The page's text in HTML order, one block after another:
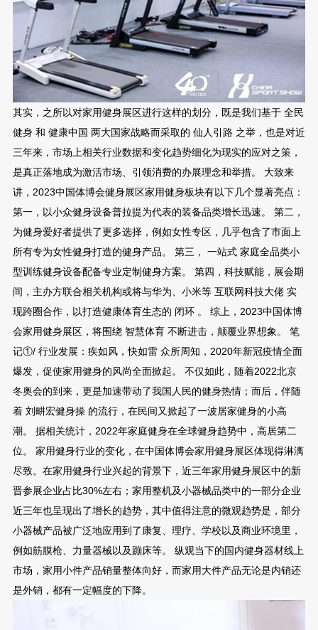
其实，之所以对家用健身展区进行这样的划分，既是我们基于 全民
健身 和 健康中国 两大国家战略而采取的 仙人引路 之举，也是对近
三年来，市场上相关行业数据和变化趋势细化为现实的应对之策，
是真正落地成为激活市场、引领消费的办展理念和举措。 大致来
讲，2023中国体博会健身展区家用健身板块有以下几个显著亮点：
第一，以小众健身设备普拉提为代表的装备品类增长迅速。 第二，
为健身爱好者提供了更多选择，例如女性专区，几乎包含了市面上
所有专为女性健身打造的健身产品。 第三， 一站式 家庭全品类小
型训练健身设备配备专业定制健身方案。 第四，科技赋能，展会期
间，主办方联合相关机构或将与华为、小米等 互联网科技大佬 实
现跨圈合作，以打造健康体育生态的 闭环 。 综上，2023中国体博
会家用健身展区，将围绕 智慧体育 不断进击，颠覆业界想象。 笔
记①/ 行业发展：疾如风，快如雷 众所周知，2020年新冠疫情全面
爆发，促使家用健身的风尚全面掀起。 不仅如此，随着2022北京
冬奥会的到来，更是加速带动了我国人民的健身热情；而后，伴随
着 刘畊宏健身操 的流行，在民间又掀起了一波居家健身的小高
潮。 据相关统计，2022年家庭健身在全球健身趋势中，高居第二
位。 家用健身行业的变化，在中国体博会家用健身展区体现得淋漓
尽致。在家用健身行业兴起的背景下，近三年家用健身展区中的新
晋参展企业占比30%左右；家用整机及小器械品类中的一部分企业
近三年也呈现出了增长的趋势，其中值得注意的微观趋势是，部分
小器械产品被广泛地应用到了康复、理疗、学校以及商业环境里，
例如筋膜枪、力量器械以及蹦床等。 纵观当下的国内健身器材线上
市场，家用小件产品销量整体向好，而家用大件产品无论是内销还
是外销，都有一定幅度的下降。